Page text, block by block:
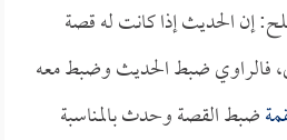
إن الحديث إذا كانت له قصة
فالراوي ضبط الحديث وضبط معه
ضبط القصة وحدث بالمناسبة